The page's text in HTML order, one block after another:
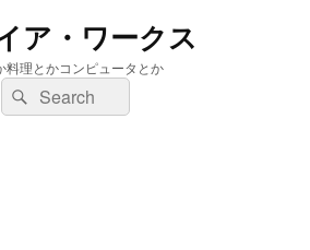
ア・ワークス
料理とかコンピュータとか
検
索:
検
索